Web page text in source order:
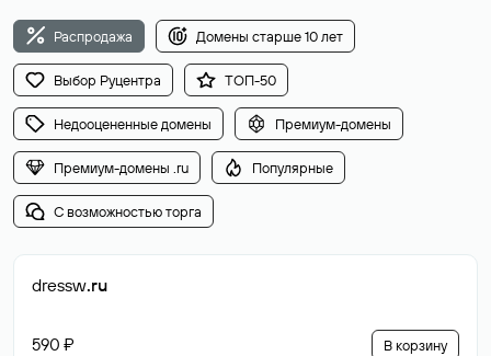
Распродажа Домены старше 10 лет
Выбор Руцентра ТОП-50
Недооцененные домены Премиум-домены
Премиум-домены .ru Популярные
С возможностью торга
dressw.ru
590 ₽ В корзину